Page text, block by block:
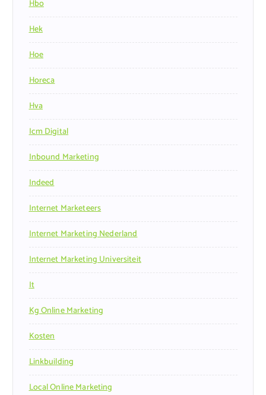
Hbo
Hek
Hoe
Horeca
Hva
Icm Digital
Inbound Marketing
Indeed
Internet Marketeers
Internet Marketing Nederland
Internet Marketing Universiteit
It
Kg Online Marketing
Kosten
Linkbuilding
Local Online Marketing